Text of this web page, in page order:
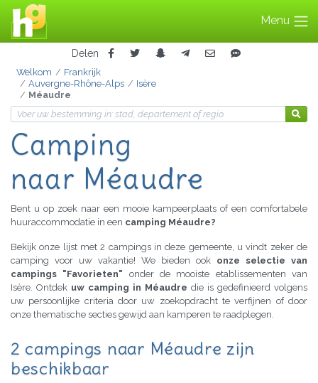
Menu
Delen
Welkom
Frankrijk
Auvergne-Rhône-Alps
Isère
Méaudre
Camping
naar Méaudre
Bent u op zoek naar een mooie kampeerplaats of een comfortabele
huuraccommodatie in een camping Méaudre?
Bekijk onze lijst met 2 campings in deze gemeente, u vindt zeker de
camping voor uw vakantie! We bieden ook onze selectie van
campings "Favorieten" onder de mooiste etablissementen van
Isère. Ontdek uw camping in Méaudre die is gedefinieerd volgens
uw persoonlijke criteria door uw zoekopdracht te verfijnen of door
onze thematische secties gewijd aan kamperen te raadplegen.
2 campings naar Méaudre zijn
beschikbaar